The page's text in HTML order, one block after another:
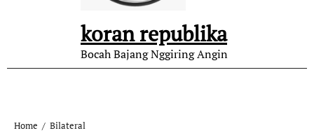
koran republika
Bocah Bajang Nggiring Angin
Home Bilateral